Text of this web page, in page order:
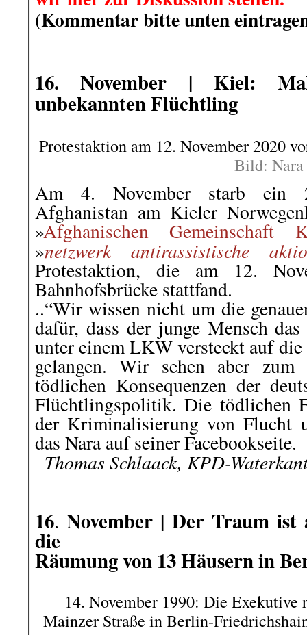
(Kommentar bitte unten
16. November | Kiel:
unbekannten Flüchtling
Protestaktion am 12. November 2020
Bild: Nara
Am 4. November starb ein
Afghanistan am Kieler
»Afghanischen Gemeinschaft
»netzwerk antirassistische
Protestaktion, die am 12.
Bahnhofsbrücke stattfand.
..“Wir wissen nicht um die
dafür, dass der junge Mensch
unter einem LKW versteckt auf die
gelangen.Wir sehen aber zum
tödlichen Konsequenzen der
Flüchtlingspolitik. Die tödlichen
der Kriminalisierung von Flucht
das Nara auf seiner Facebookseite.
Thomas Schlaack, KPD-
16. November | Der Traum
die
Räumung von 13 Häusern in
14. November 1990: Die
Mainzer Straße in Berlin-